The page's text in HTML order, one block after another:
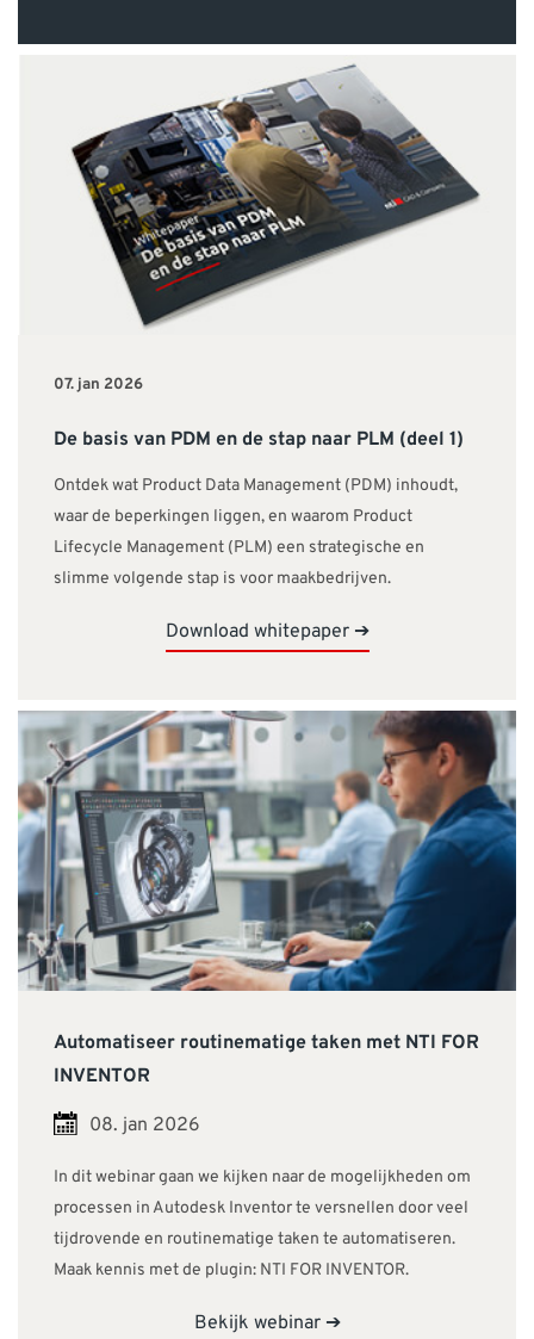
07. jan 2026
De basis van PDM en de stap naar PLM (deel 1)
Ontdek wat Product Data Management (PDM) inhoudt,
waar de beperkingen liggen, en waarom Product
Lifecycle Management (PLM) een strategische en
slimme volgende stap is voor maakbedrijven.
Download whitepaper ➔
Automatiseer routinematige taken met NTI FOR
INVENTOR
08. jan 2026
In dit webinar gaan we kijken naar de mogelijkheden om
processen in Autodesk Inventor te versnellen door veel
tijdrovende en routinematige taken te automatiseren.
Maak kennis met de plugin: NTI FOR INVENTOR.
Bekijk webinar ➔